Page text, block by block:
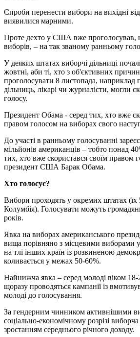
Спроби перенести вибори на вихідні
виявилися марними.
Проте дехто у США вже проголосував,
виборів, – на так званому ранньому
У деяких штатах виборчі дільниці
жовтні, аби ті, хто з об'єктивних
проголосувати 8 листопада, наприклад
дільниць, лікарі чи журналісти, могли
голосу.
Президент Обама - серед тих, хто вже
правом голосом на виборах свого
До участі в ранньому голосуванні
мільйонів американців – тобто понад
тих, хто вже скористався своїм правом
президент США Барак Обама.
Хто голосує?
Вибори проходять у окремих штатах
Колумбія). Голосувати можуть
років.
Явка на виборах американського
вища порівняно з місцевими виборами
на тлі інших країн із розвиненою
коливається у межах 50-60%.
Найнижча явка – серед молоді віком
щоразу проводяться кампанії із
молоді до голосування.
За гендерним чинником активнішими
соціально-економічному розрізі виборча
зростанням середнього річного доходу.